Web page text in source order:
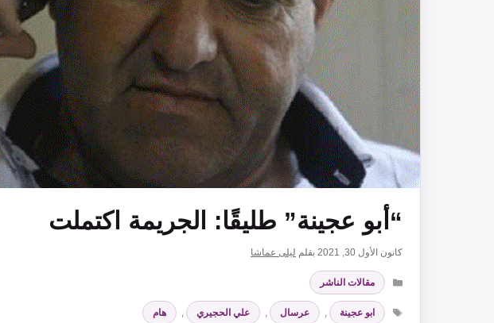
“أبو عجينة” طليقًا: الجريمة اكتملت
كانون الأول 30, 2021 بقلم ليلى عماشا
التصنيفات
مقالات الناشر
الوسوم
ابو عجينة , عرسال , علي الحجيري , هام